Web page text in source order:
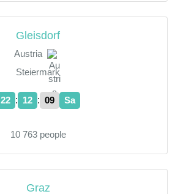
Gleisdorf
Austria
Steiermark
22 : 12 : 10 Sa
10 763 people
Graz